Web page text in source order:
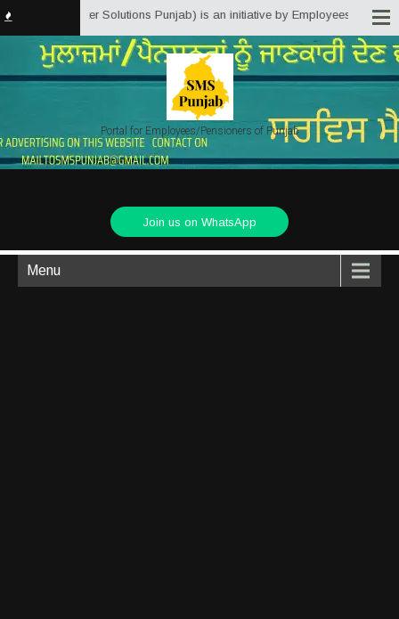
Matter Solutions Punjab) is an initiative by Employees/
Portal for Employees/Pensioners of Punjab
Join us on WhatsApp
Menu